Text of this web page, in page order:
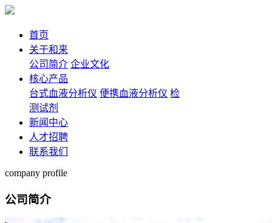
首页
关于和来
公司简介 企业文化
核心产品
台式血液分析仪 便携血液分析仪 检
测试剂
新闻中心
人才招聘
联系我们
company profile
公司简介